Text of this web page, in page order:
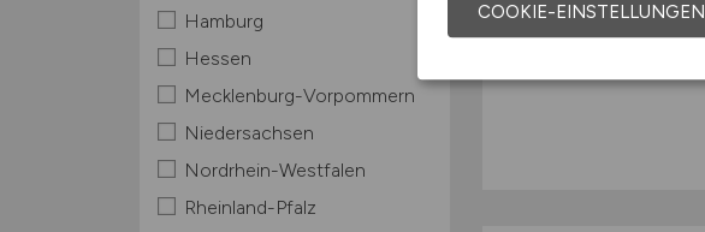
Hamburg
Hessen
Mecklenburg-Vorpommern
Niedersachsen
Nordrhein-Westfalen
Rheinland-Pfalz
COOKIE-EINSTELLUNGEN